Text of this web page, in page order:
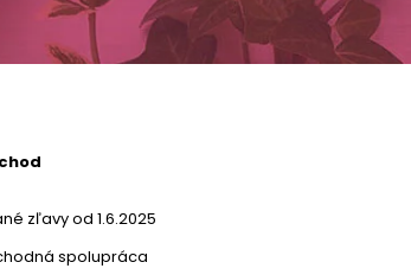
zľavy od 1.6.2025
spolupráca